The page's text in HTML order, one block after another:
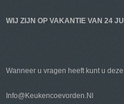
WIJ ZIJN OP VAKANTIE VAN 24
Wanneer u vragen heeft kunt u
Info@keukencoevorden.nl